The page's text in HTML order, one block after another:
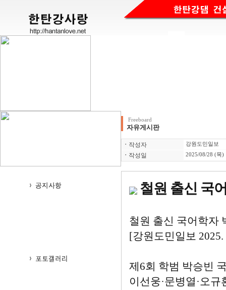
Freeboard
자유게시판
ㆍ 작성자 강원도민일보
ㆍ 작성일 2025/08/28 (목)
철원 출신 국
철원 출신 국어학자
[강원도민일보 2025.
제6회 학범 박승빈
이선웅·문병열·오규